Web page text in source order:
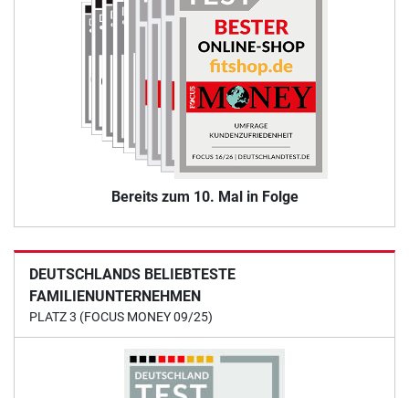
Bereits zum 10. Mal in Folge
DEUTSCHLANDS BELIEBTESTE
FAMILIENUNTERNEHMEN
PLATZ 3 (FOCUS MONEY 09/25)